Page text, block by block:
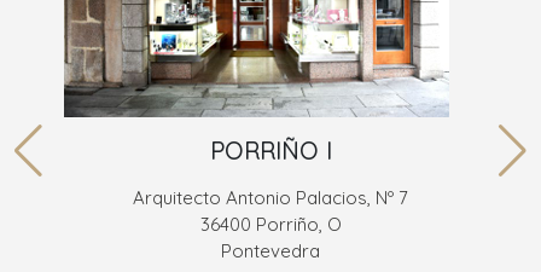
PORRIÑO I
Arquitecto Antonio Palacios, Nº 7
36400 Porriño, O
Pontevedra